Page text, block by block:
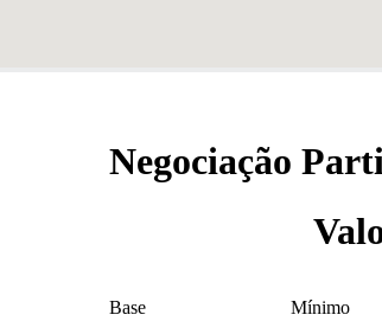
Negociação
Base Mínimo